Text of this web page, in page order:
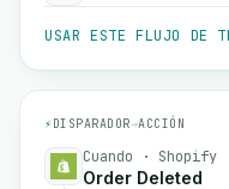
USAR ESTE FLUJO DE
⚡ DISPARADOR→ACCIÓN
Cuando · Shopify
Order Deleted